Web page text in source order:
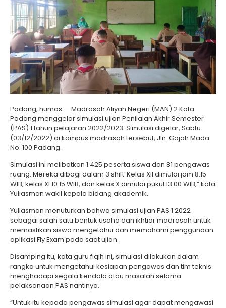
Padang, humas — Madrasah Aliyah Negeri (MAN) 2 Kota
Padang menggelar simulasi ujian Penilaian Akhir Semester
(PAS) 1 tahun pelajaran 2022/2023. Simulasi digelar, Sabtu
(03/12/2022) di kampus madrasah tersebut, Jln. Gajah Mada
No. 100 Padang.
Simulasi ini melibatkan 1.425 peserta siswa dan 81 pengawas
ruang. Mereka dibagi dalam 3 shift”Kelas XII dimulai jam 8.15
WIB, kelas XI 10.15 WIB, dan kelas X dimulai pukul 13.00 WIB,” kata
Yuliasman wakil kepala bidang akademik.
Yuliasman menuturkan bahwa simulasi ujian PAS 1 2022
sebagai salah satu bentuk usaha dan ikhtiar madrasah untuk
memastikan siswa mengetahui dan memahami penggunaan
aplikasi Fly Exam pada saat ujian.
Disamping itu, kata guru fiqih ini, simulasi dilakukan dalam
rangka untuk mengetahui kesiapan pengawas dan tim teknis
menghadapi segala kendala atau masalah selama
pelaksanaan PAS nantinya.
“Untuk itu kepada pengawas simulasi agar dapat mengawasi